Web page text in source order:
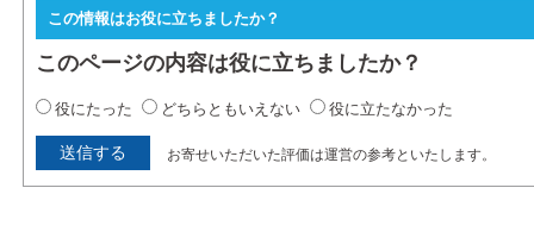
この情報はお役に立ちましたか？
このページの内容は役に立ちましたか？
役にたった どちらともいえない 役に立たなかった
お寄せいただいた評価は運営の参考といたします。